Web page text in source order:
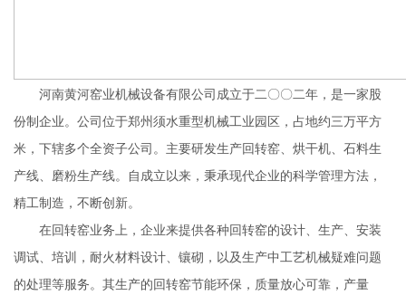
河南黄河窑业机械设备有限公司成立于二〇〇二年，是一家股
份制企业。公司位于郑州须水重型机械工业园区，占地约三万平方
米，下辖多个全资子公司。主要研发生产回转窑、烘干机、石料生
产线、磨粉生产线。自成立以来，秉承现代企业的科学管理方法，
精工制造，不断创新。
在回转窑业务上，企业来提供各种回转窑的设计、生产、安装
调试、培训，耐火材料设计、镶砌，以及生产中工艺机械疑难问题
的处理等服务。其生产的回转窑节能环保，质量放心可靠，产量